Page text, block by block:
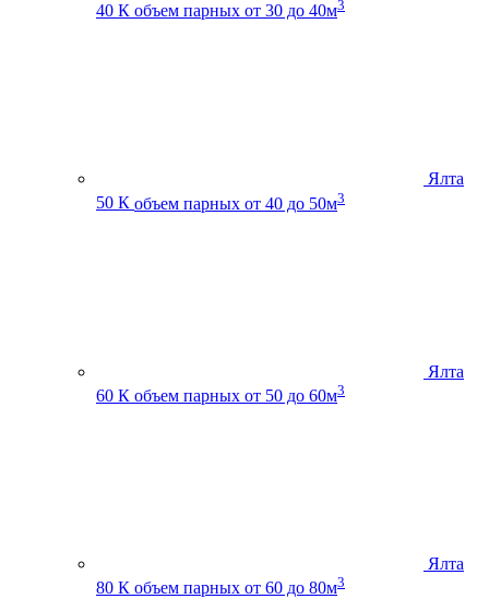
40 К объем парных от 30 до 40м3
Ялта
50 К объем парных от 40 до 50м3
Ялта
60 К объем парных от 50 до 60м3
Ялта
80 К объем парных от 60 до 80м3